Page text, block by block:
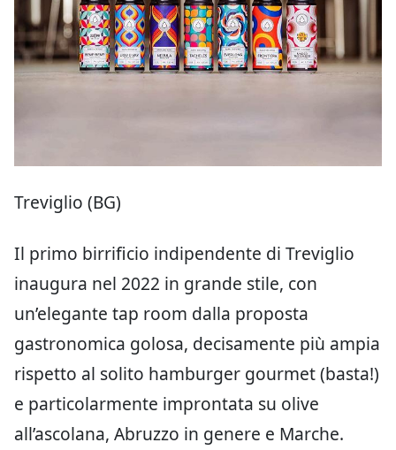
Treviglio (BG)
Il primo birrificio indipendente di Treviglio
inaugura nel 2022 in grande stile, con
un’elegante tap room dalla proposta
gastronomica golosa, decisamente più ampia
rispetto al solito hamburger gourmet (basta!)
e particolarmente improntata su olive
all’ascolana, Abruzzo in genere e Marche.